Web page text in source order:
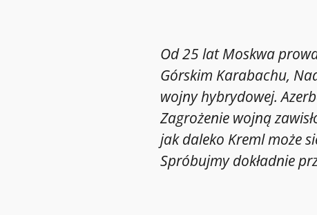
Od 25 lat Moskwa
Górskim Karabachu,
wojny hybrydowej.
Zagrożenie wojną
jak daleko Kreml może
Spróbujmy dokładnie